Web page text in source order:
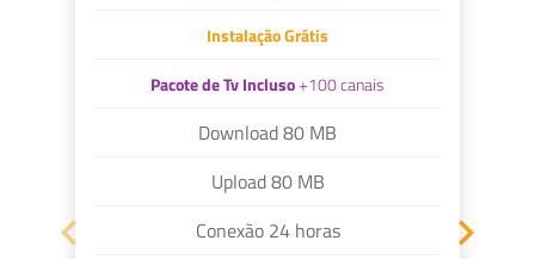
Instalação Grátis
Pacote de Tv Incluso+100 canais
Download 80 MB
Upload 80 MB
Conexão 24 horas
chevron_left chevron_right